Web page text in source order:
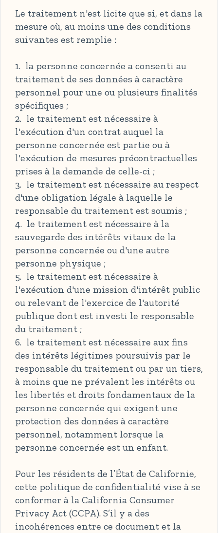
Le traitement n'est licite que si, et dans la
mesure où, au moins une des conditions
suivantes est remplie :
1. la personne concernée a consenti au
traitement de ses données à caractère
personnel pour une ou plusieurs finalités
spécifiques ;
2. le traitement est nécessaire à
l'exécution d'un contrat auquel la
personne concernée est partie ou à
l'exécution de mesures précontractuelles
prises à la demande de celle-ci ;
3. le traitement est nécessaire au respect
d'une obligation légale à laquelle le
responsable du traitement est soumis ;
4. le traitement est nécessaire à la
sauvegarde des intérêts vitaux de la
personne concernée ou d'une autre
personne physique ;
5. le traitement est nécessaire à
l'exécution d'une mission d'intérêt public
ou relevant de l'exercice de l'autorité
publique dont est investi le responsable
du traitement ;
6. le traitement est nécessaire aux fins
des intérêts légitimes poursuivis par le
responsable du traitement ou par un tiers,
à moins que ne prévalent les intérêts ou
les libertés et droits fondamentaux de la
personne concernée qui exigent une
protection des données à caractère
personnel, notamment lorsque la
personne concernée est un enfant.
Pour les résidents de l’État de Californie,
cette politique de confidentialité vise à se
conformer à la California Consumer
Privacy Act (CCPA). S’il y a des
incohérences entre ce document et la